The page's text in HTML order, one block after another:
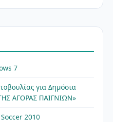
7
για Δημόσια
ΑΓΟΡΑΣ ΠΑΙΓΝΙΩΝ»
2010